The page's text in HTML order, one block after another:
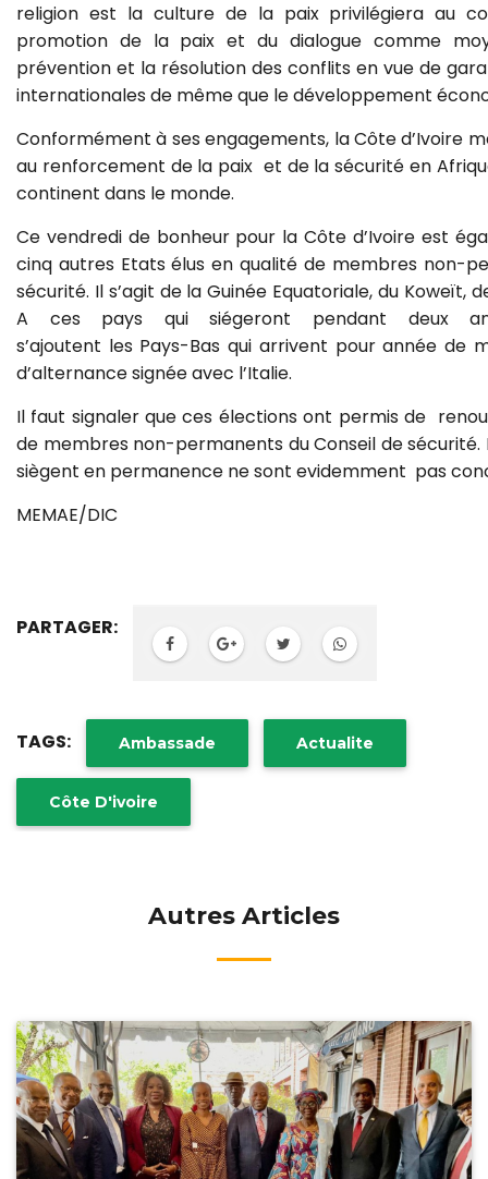
religion est la culture de la paix privilégiera au
promotion de la paix et du dialogue comme
prévention et la résolution des conflits en vue de
internationales de même que le développement
Conformément à ses engagements, la Côte d’Ivoire
au renforcement de la paix et de la sécurité en
continent dans le monde.
Ce vendredi de bonheur pour la Côte d’Ivoire est
cinq autres Etats élus en qualité de membres non-
sécurité. Il s’agit de la Guinée Equatoriale, du Koweït,
A ces pays qui siégeront pendant deux
s’ajoutent les Pays-Bas qui arrivent pour année de
d’alternance signée avec l’Italie.
Il faut signaler que ces élections ont permis de
de membres non-permanents du Conseil de sécurité.
siègent en permanence ne sont evidemment pas
MEMAE/DIC
PARTAGER:
TAGS: Ambassade Actualite
Côte D'ivoire
Autres Articles